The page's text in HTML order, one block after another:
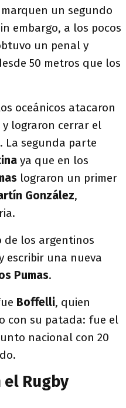
un segundo
embargo, a los pocos
un penal y
50 metros que los
oceánicos atacaron
lograron cerrar el
La segunda parte
ya que en los
lograron un primer
González,
de los argentinos
escribir una nueva
Pumas.
Boffelli, quien
con su patada: fue el
nacional con 20
el Rugby